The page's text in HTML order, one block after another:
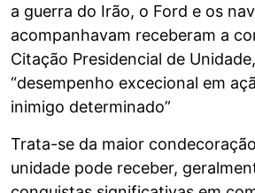
a guerra do Irão, o Ford e os
acompanhavam receberam a
Citação Presidencial de
“desempenho excecional em
inimigo determinado”
Trata-se da maior
unidade pode receber,